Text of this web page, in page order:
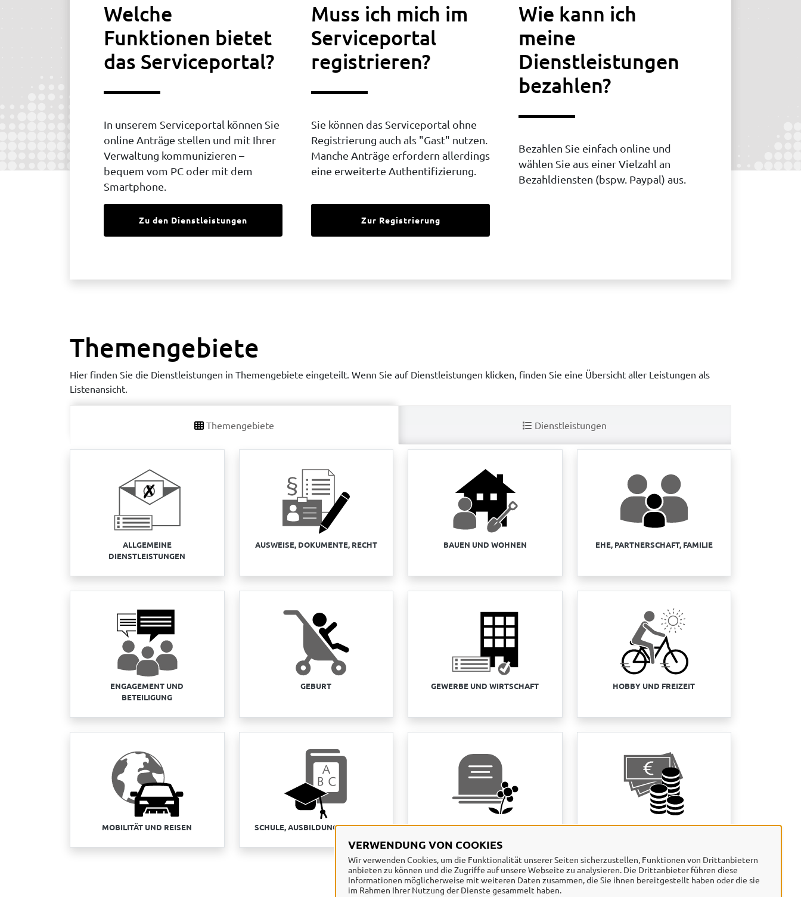
VERWENDUNG VON COOKIES
Wir verwenden Cookies, um die Funktionalität unserer Seiten sicherzustellen, Funktionen von Drittanbietern
anbieten zu können und die Zugriffe auf unsere Webseite zu analysieren. Die Drittanbieter führen diese
Informationen möglicherweise mit weiteren Daten zusammen, die Sie ihnen bereitgestellt haben oder die sie
im Rahmen Ihrer Nutzung der Dienste gesammelt haben.
Welche
Funktionen bietet
das Serviceportal?
In unserem Serviceportal können Sie
online Anträge stellen und mit Ihrer
Verwaltung kommunizieren –
bequem vom PC oder mit dem
Smartphone.
Zu den Dienstleistungen
Muss ich mich im
Serviceportal
registrieren?
Sie können das Serviceportal ohne
Registrierung auch als "Gast" nutzen.
Manche Anträge erfordern allerdings
eine erweiterte Authentifizierung.
Zur Registrierung
Wie kann ich
meine
Dienstleistungen
bezahlen?
Bezahlen Sie einfach online und
wählen Sie aus einer Vielzahl an
Bezahldiensten (bspw. Paypal) aus.
Themengebiete
Hier finden Sie die Dienstleistungen in Themengebiete eingeteilt. Wenn Sie auf Dienstleistungen klicken, finden Sie eine Übersicht aller Leistungen als
Listenansicht.
Themengebiete Dienstleistungen
ALLGEMEINE
DIENSTLEISTUNGEN
AUSWEISE, DOKUMENTE, RECHT BAUEN UND WOHNEN EHE, PARTNERSCHAFT, FAMILIE
ENGAGEMENT UND
BETEILIGUNG
GEBURT GEWERBE UND WIRTSCHAFT HOBBY UND FREIZEIT
MOBILITÄT UND REISEN SCHULE, AUSBILDUNG, STUDIUM STERBEFALL UND NACHLASS STEUERN UND ABGABEN